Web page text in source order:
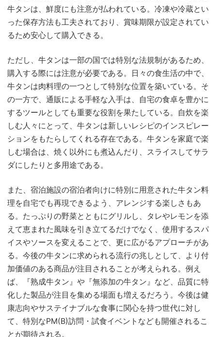
牛タンは、鮮度にも注意が払われている。冷凍や冷蔵とい
った保存方法も工夫されており、賞味期限が設定されてい
るため安心して購入できる。
ただし、牛タンは一部の国では特別な法規制があるため、
購入する際には注意が必要である。日々の食生活の中で、
牛タンは肉料理の一つとして特別な位置を築いている。そ
の一方で、通販による手軽な入手は、自宅の食卓を豊かに
するツールとしても重要な役割を果たしている。自炊を楽
しむ人々にとって、牛タンは新しいレシピのインスピレー
ションをもたらしてくれる存在である。牛タンを家庭で楽
しむ場合は、焼く以外にも煮込んだり、スライスしてサラ
ダにしたりと多用途である。
また、宿泊施設の宿泊者向けに特別に用意された牛タン料
理を自宅でも再現できるよう、アレンジする楽しさもあ
る。たっぷりの野菜とともにグリルし、タレやレモンを添
えて恵まれた風味を引き立てるだけでなく、使用するスパ
イスやソースを変えることで、更に広がるアプローチがあ
る。今後の牛タンに求められる流行の兆しとして、より付
加価値のある商品が注目されることが考えられる。例え
ば、『熟成牛タン』や『無添加の牛タン』など、品質に特
化した製品が注目を集める場面も増えるだろう。今後は健
康志向やサステイナブルな食事に関心を持つ世代に対し
て、特別なPM(B)訪問・試食イベントなども開催されるこ
とが期待される。